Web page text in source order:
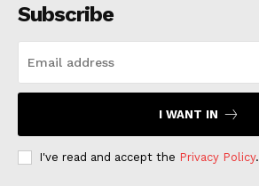
Subscribe
I WANT IN
I've read and accept the Privacy Policy.